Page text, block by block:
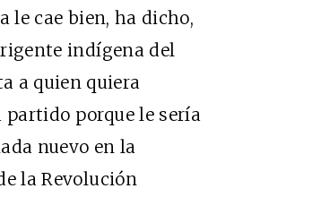
le cae bien, ha dicho,
indígena del
a quien quiera
partido porque le sería
nuevo en la
la Revolución